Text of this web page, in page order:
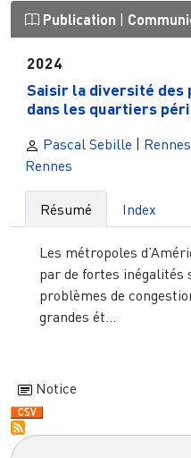
Publication
2024
Saisir la diversité des
dans les quartiers
Pascal Sebille | Rennes
Rennes
Résumé Index
Les métropoles
par de fortes inégalités
problèmes de
grandes ét...
Notice